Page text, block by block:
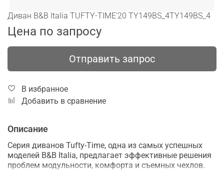
Диван B&B Italia TUFTY-TIME'20 TY149BS_4TY149BS_4
Цена по запросу
Отправить запрос
В избранное
Добавить в сравнение
Описание
Серия диванов Tufty-Time, одна из самых успешных
моделей B&B Italia, предлагает эффективные решения
проблем модульности, комфорта и съемных чехлов.